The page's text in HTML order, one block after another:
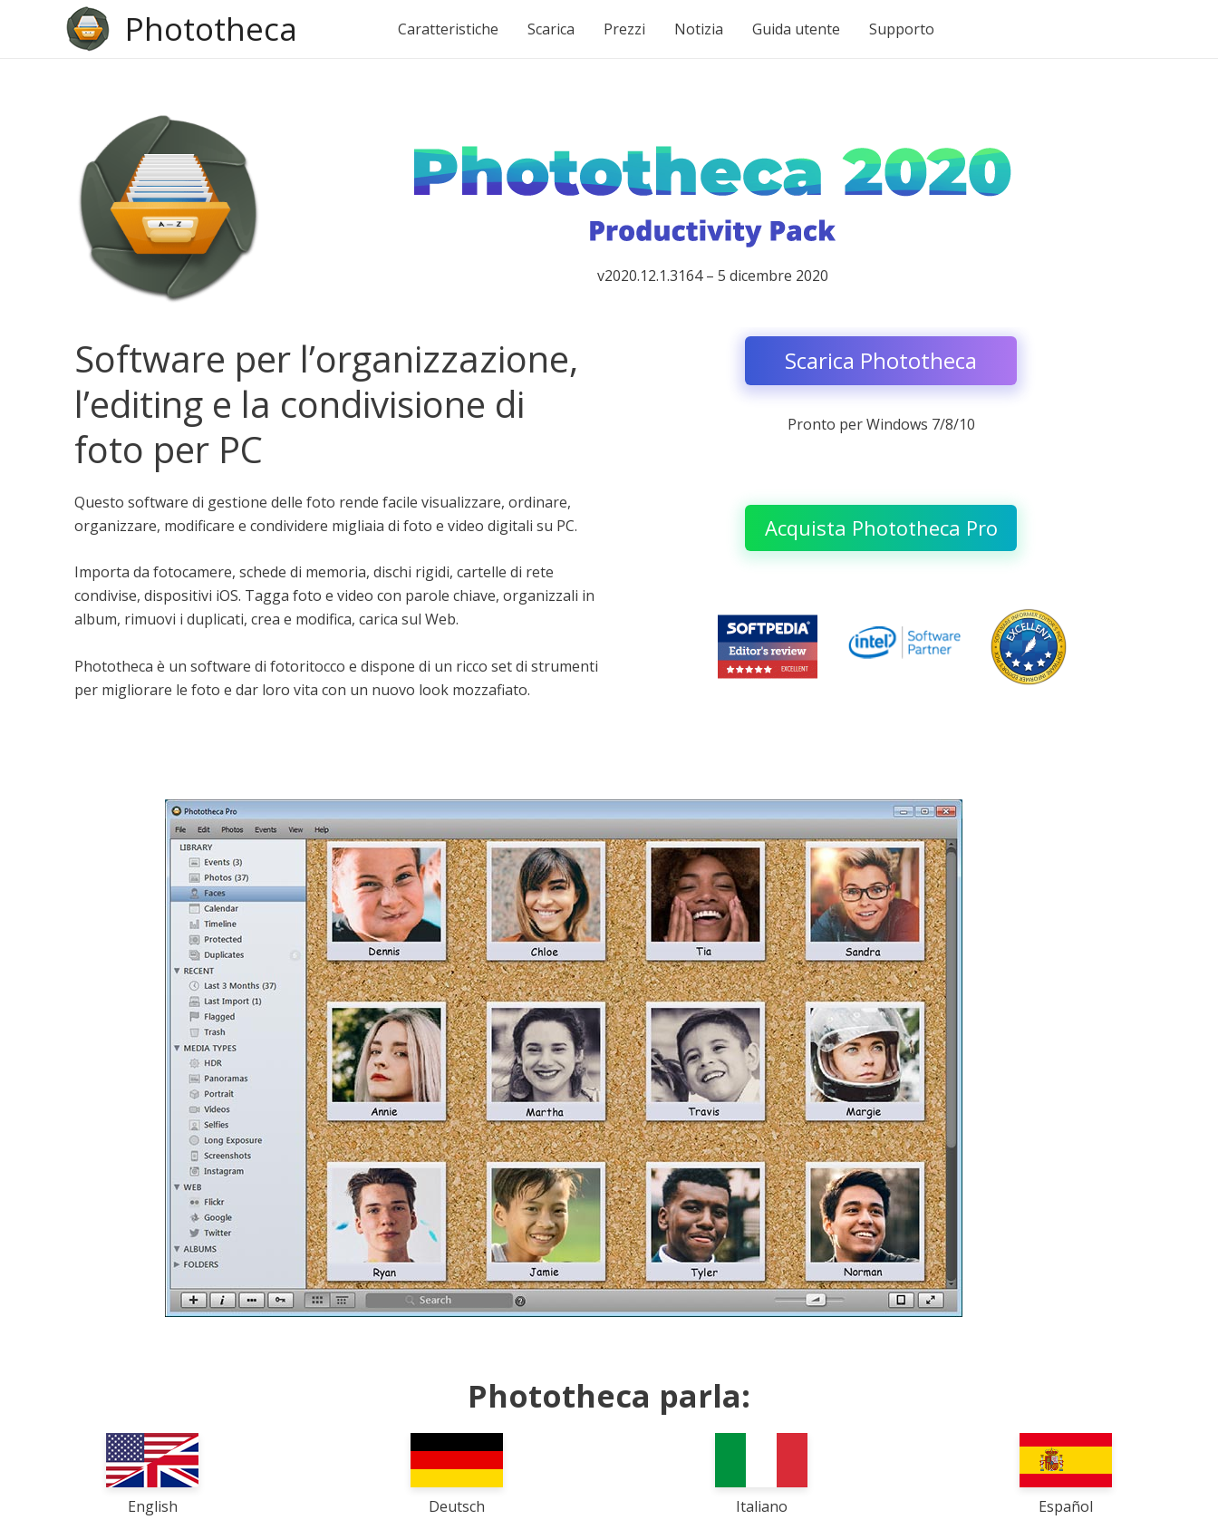
Phototheca Caratteristiche Scarica Prezzi Notizia Guida utente Supporto
v2020.12.1.3164 – 5 dicembre 2020
Software per l’organizzazione,
l’editing e la condivisione di
foto per PC
Questo software di gestione delle foto rende facile visualizzare, ordinare,
organizzare, modificare e condividere migliaia di foto e video digitali su PC.
Importa da fotocamere, schede di memoria, dischi rigidi, cartelle di rete
condivise, dispositivi iOS. Tagga foto e video con parole chiave, organizzali in
album, rimuovi i duplicati, crea e modifica, carica sul Web.
Phototheca è un software di fotoritocco e dispone di un ricco set di strumenti
per migliorare le foto e dar loro vita con un nuovo look mozzafiato.
Scarica Phototheca
Pronto per Windows 7/8/10
Acquista Phototheca Pro
Phototheca parla:
English Deutsch Italiano Español